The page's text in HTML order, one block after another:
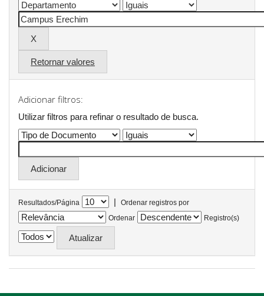
Retornar valores
Adicionar filtros:
Utilizar filtros para refinar o resultado de busca.
Resultados/Página |
Ordenar registros por
Ordenar
Registro(s)